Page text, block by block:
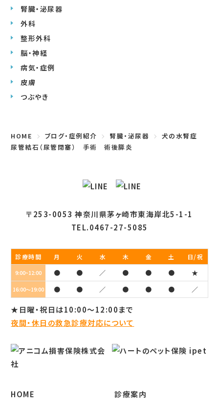
腎臓・泌尿器
外科
整形外科
脳・神経
病気・症例
皮膚
つぶやき
HOME ブログ・症例紹介 腎臓・泌尿器
犬の水腎症
尿管結石（尿管閉塞） 手術 術後膵炎
〒253-0053 神奈川県茅ヶ崎市東海岸北5-1-1
TEL.0467-27-5085
診療時間 月 火 水 木 金 土 日/祝
9:00~12:00 ● ● ／ ● ● ● ★
16:00～19:00 ● ● ／ ● ● ● ／
★日曜・祝日は10:00～12:00まで
夜間・休日の救急診療対応について
HOME 診療案内